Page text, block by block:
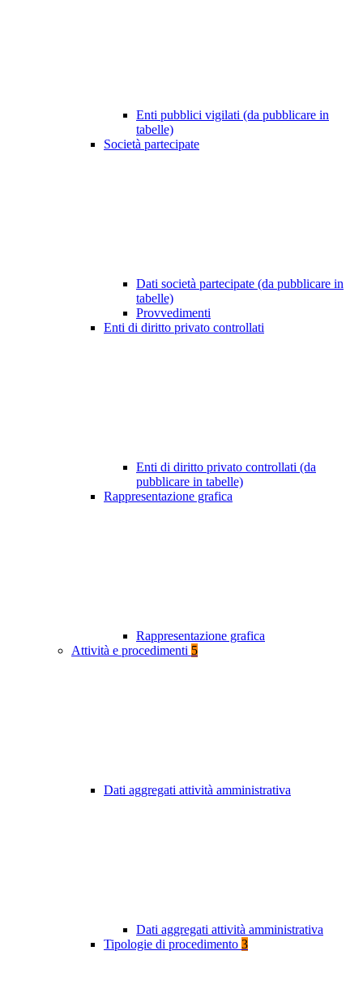
Enti pubblici vigilati (da pubblicare in
tabelle)
Società partecipate
Dati società partecipate (da pubblicare in
tabelle)
Provvedimenti
Enti di diritto privato controllati
Enti di diritto privato controllati (da
pubblicare in tabelle)
Rappresentazione grafica
Rappresentazione grafica
Attività e procedimenti 5
Dati aggregati attività amministrativa
Dati aggregati attività amministrativa
Tipologie di procedimento 3